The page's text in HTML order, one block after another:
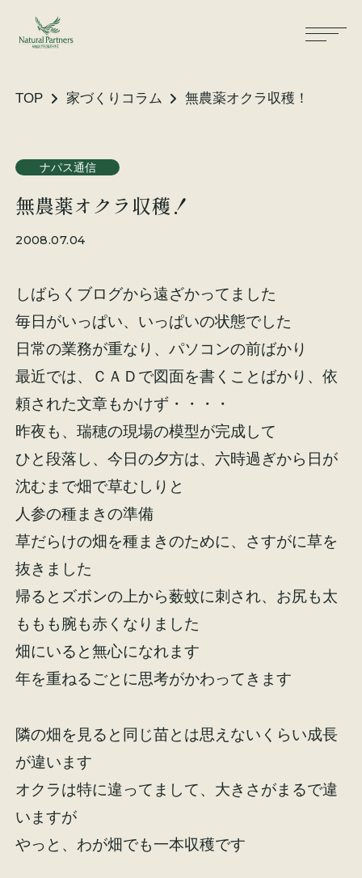
TOP 家づくりコラム 無農薬オクラ収穫！
ナパス通信
無農薬オクラ収穫！
2008.07.04
しばらくブログから遠ざかってました
毎日がいっぱい、いっぱいの状態でした
日常の業務が重なり、パソコンの前ばかり
最近では、ＣＡＤで図面を書くことばかり、依
頼された文章もかけず・・・・
昨夜も、瑞穂の現場の模型が完成して
ひと段落し、今日の夕方は、六時過ぎから日が
沈むまで畑で草むしりと
人参の種まきの準備
草だらけの畑を種まきのために、さすがに草を
抜きました
帰るとズボンの上から薮蚊に刺され、お尻も太
ももも腕も赤くなりました
畑にいると無心になれます
年を重ねるごとに思考がかわってきます
隣の畑を見ると同じ苗とは思えないくらい成長
が違います
オクラは特に違ってまして、大きさがまるで違
いますが
やっと、わが畑でも一本収穫です
大工が建てる家
気候風土適応住宅
性能・素材
リノベーション
保証・保険
施工事例 お客様の声
会社概要
スタッフ紹介
イベント情報 来場予約
資料請求